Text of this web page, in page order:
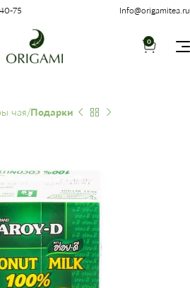
75 Info@origamitea.ru
0
чая Подарки